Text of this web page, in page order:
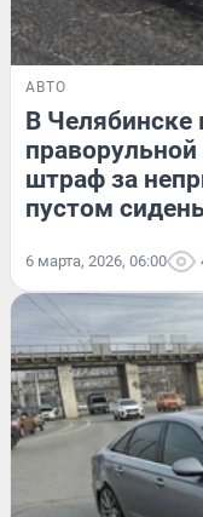
АВТО
В Челябинске
штраф за
пустом
6 марта, 2026, 06:00